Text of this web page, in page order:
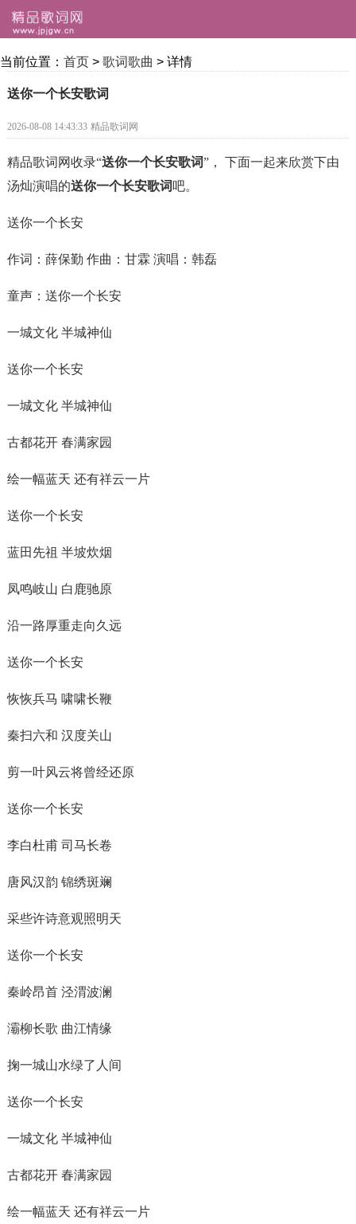
当前位置： 首页 > 歌词歌曲 > 详情
送你一个长安歌词
2026-08-08 14:43:33 精品歌词网
精品歌词网收录“送你一个长安歌词”， 下面一起来欣赏下由
汤灿演唱的送你一个长安歌词 吧。
送你一个长安
作词：薛保勤 作曲：甘霖 演唱：韩磊
童声：送你一个长安
一城文化 半城神仙
送你一个长安
一城文化 半城神仙
古都花开 春满家园
绘一幅蓝天 还有祥云一片
送你一个长安
蓝田先祖 半坡炊烟
凤鸣岐山 白鹿驰原
沿一路厚重走向久远
送你一个长安
恢恢兵马 啸啸长鞭
秦扫六和 汉度关山
剪一叶风云将曾经还原
送你一个长安
李白杜甫 司马长卷
唐风汉韵 锦绣斑斓
采些许诗意观照明天
送你一个长安
秦岭昂首 泾渭波澜
灞柳长歌 曲江情缘
掬一城山水绿了人间
送你一个长安
一城文化 半城神仙
古都花开 春满家园
绘一幅蓝天 还有祥云一片